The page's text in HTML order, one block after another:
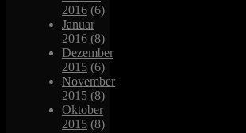
2016 (6)
Januar
2016 (8)
Dezember
2015 (6)
November
2015 (8)
Oktober
2015 (8)